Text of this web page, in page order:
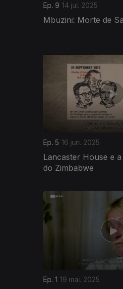
Ep. 9 14 jul. 2025
Mbuzini: Morte de
Ep. 5 16 jun. 2025
Lancaster House e
do Zimbabwe
Ep. 1 19 mai. 2025
851220